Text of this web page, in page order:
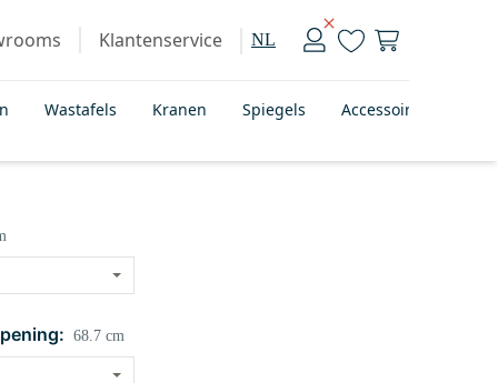
Klantenservice NL
Wastafels Kranen Spiegels Accessoires
68.7 cm